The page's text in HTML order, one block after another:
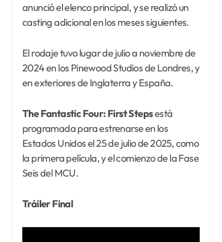
anunció el elenco principal, y se realizó un
casting adicional en los meses siguientes.
El rodaje tuvo lugar de julio a noviembre de
2024 en los Pinewood Studios de Londres, y
en exteriores de Inglaterra y España.
The Fantastic Four: First Stepsestá
programada para estrenarse en los
Estados Unidos el 25 de julio de 2025, como
la primera película, y el comienzo de la Fase
Seis del MCU.
Tráiler Final